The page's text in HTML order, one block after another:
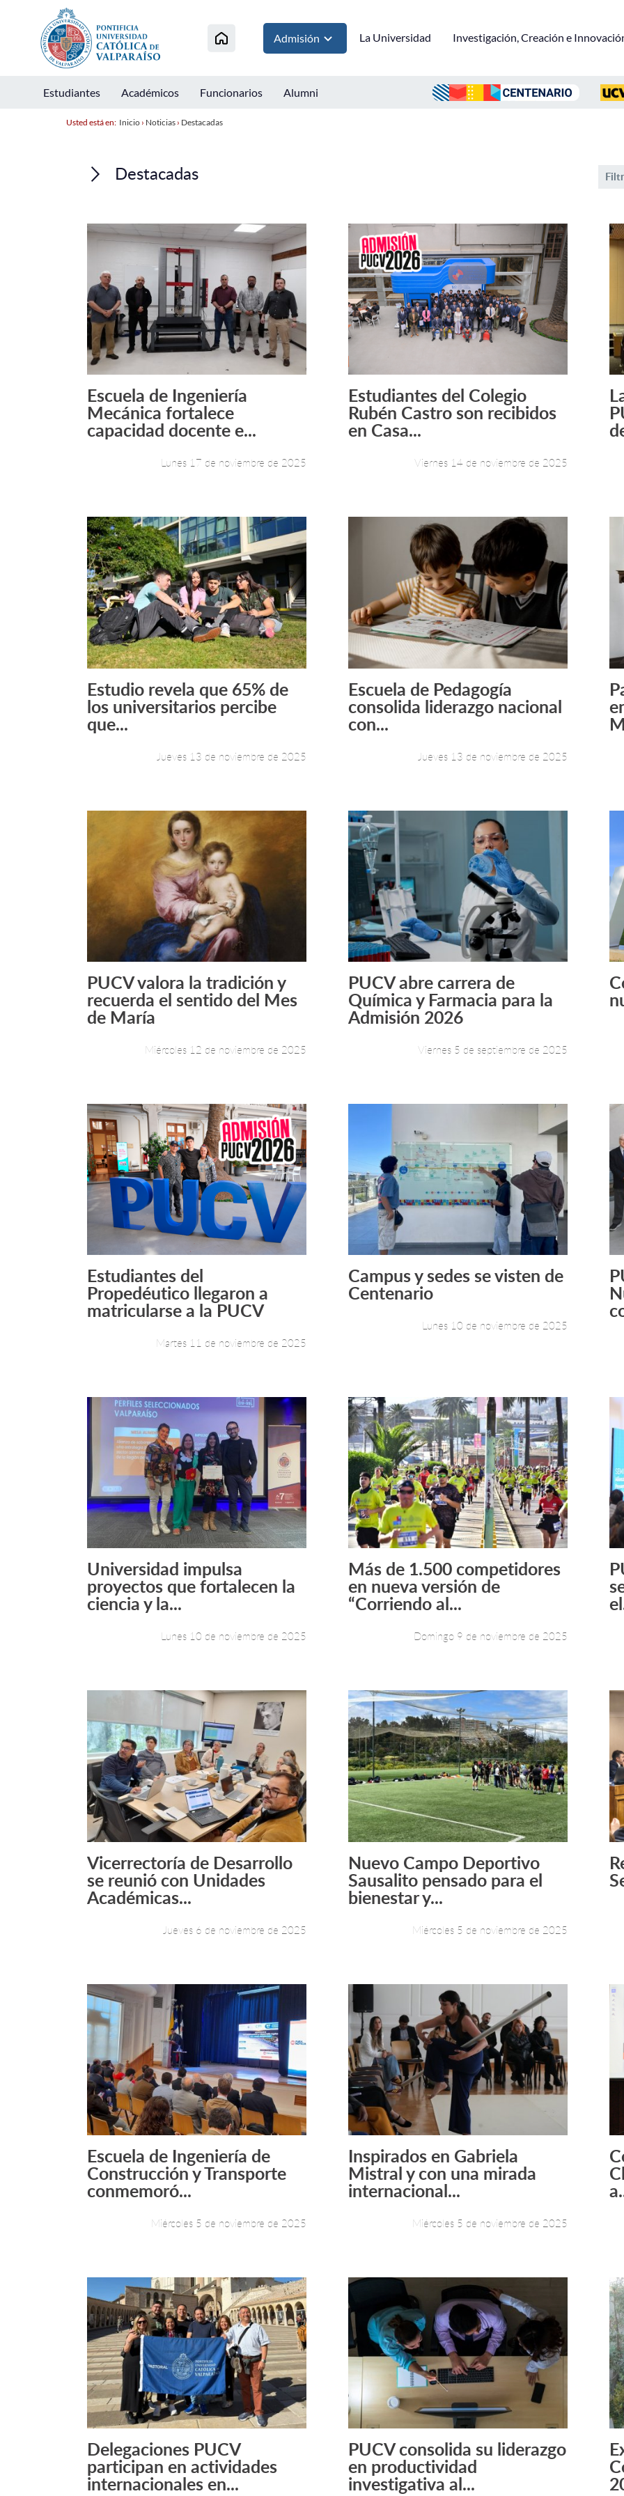
Admisión La Universidad Investigación, Creación e
Estudiantes Académicos Funcionarios Alumni
Usted está en: Inicio› Noticias› Destacadas
Destacadas
Leer más +
Escuela de Ingeniería
Mecánica fortalece
capacidad docente e...
Lunes 17 de noviembre de 2025
Leer más +
Estudiantes del Colegio
Rubén Castro son recibidos
en Casa...
Viernes 14 de noviembre de 2025
Leer más +
Estudio revela que 65% de
los universitarios percibe
que...
Jueves 13 de noviembre de 2025
Leer más +
Escuela de Pedagogía
consolida liderazgo nacional
con...
Jueves 13 de noviembre de 2025
Leer más +
PUCV valora la tradición y
recuerda el sentido del Mes
de María
Miércoles 12 de noviembre de 2025
Leer más +
PUCV abre carrera de
Química y Farmacia para la
Admisión 2026
Viernes 5 de septiembre de 2025
Estudiantes del
Propedéutico llegaron a
matricularse a la PUCV
Martes 11 de noviembre de 2025
Leer más +
Campus y sedes se visten de
Centenario
Lunes 10 de noviembre de 2025
Leer más +
Universidad impulsa
proyectos que fortalecen la
ciencia y la...
Lunes 10 de noviembre de 2025
Leer más +
Más de 1.500 competidores
en nueva versión de
“Corriendo al...
Domingo 9 de noviembre de 2025
Leer más +
Vicerrectoría de Desarrollo
se reunió con Unidades
Académicas...
Jueves 6 de noviembre de 2025
Leer más +
Nuevo Campo Deportivo
Sausalito pensado para el
bienestar y...
Miércoles 5 de noviembre de 2025
Leer más +
Escuela de Ingeniería de
Construcción y Transporte
conmemoró...
Miércoles 5 de noviembre de 2025
Leer más +
Inspirados en Gabriela
Mistral y con una mirada
internacional...
Miércoles 5 de noviembre de 2025
Leer más +
Delegaciones PUCV
participan en actividades
internacionales en...
Leer más +
PUCV consolida su liderazgo
en productividad
investigativa al...